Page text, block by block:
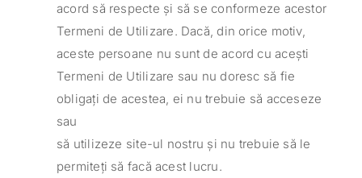
acord să respecte și să se conformeze acestor
Termeni de Utilizare. Dacă, din orice motiv,
aceste persoane nu sunt de acord cu acești
Termeni de Utilizare sau nu doresc să fie
obligați de acestea, ei nu trebuie să acceseze
sau
să utilizeze site-ul nostru și nu trebuie să le
permiteți să facă acest lucru.